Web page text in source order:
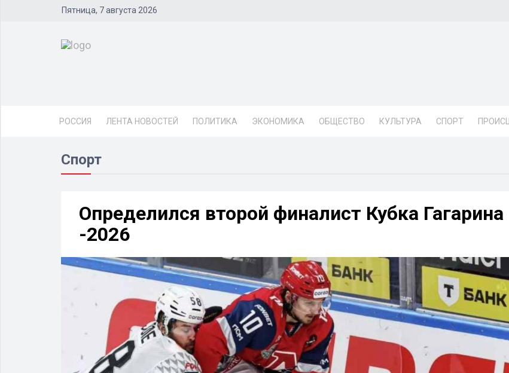
Пятница, 7 августа 2026
РОССИЯ ЛЕНТА НОВОСТЕЙ ПОЛИТИКА ЭКОНОМИКА ОБЩЕСТВО КУЛЬТУРА СПОРТ
Спорт
Определился второй финалист Кубка Гагарина
-2026